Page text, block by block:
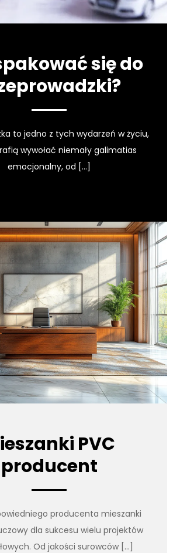
się do
to jedno z tych wydarzeń w życiu,
wywołać niemały galimatias
emocjonalny, od […]
PVC
producent
producenta mieszanki
dla sukcesu wielu projektów
Od jakości surowców […]